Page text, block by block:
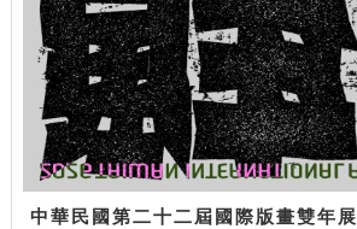
中華民國第二十二屆國際版畫雙年展